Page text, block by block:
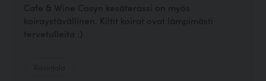
Cafe & Wine Cosyn kesäterassi on myös
koiraystävällinen. Kiltit koirat ovat lämpimästi
tervetulleita :)